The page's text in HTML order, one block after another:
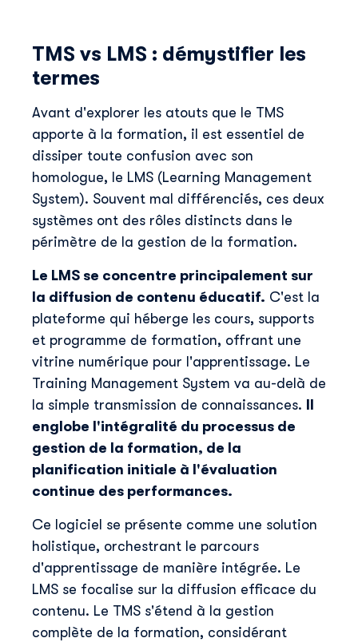
TMS vs LMS : démystifier les
termes
Avant d'explorer les atouts que le TMS
apporte à la formation, il est essentiel de
dissiper toute confusion avec son
homologue, le LMS (Learning Management
System). Souvent mal différenciés, ces deux
systèmes ont des rôles distincts dans le
périmètre de la gestion de la formation.
Le LMS se concentre principalement sur
la diffusion de contenu éducatif. C'est la
plateforme qui héberge les cours, supports
et programme de formation, offrant une
vitrine numérique pour l'apprentissage. Le
Training Management System va au-delà de
la simple transmission de connaissances.
englobe l'intégralité du processus de
gestion de la formation, de la
planification initiale à l'évaluation
continue des performances.
Ce logiciel se présente comme une solution
holistique, orchestrant le parcours
d'apprentissage de manière intégrée. Le
LMS se focalise sur la diffusion efficace du
contenu. Le TMS s'étend à la gestion
complète de la formation, considérant